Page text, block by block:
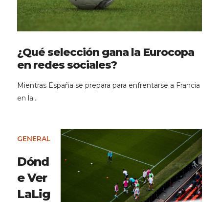
¿Qué selección gana la Eurocopa
en redes sociales?
Mientras España se prepara para enfrentarse a Francia
en la…
GENERAL
Dónd
e Ver
LaLig